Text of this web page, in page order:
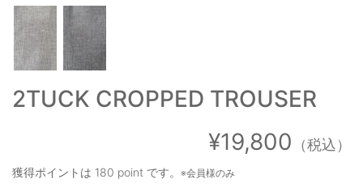
ご利用ガイド
特定商取引法に基づく表記
ご利用規約
2TUCK CROPPED TROUSER
¥19,800 （税込）
獲得ポイントは 180 point です。 ※会員様のみ